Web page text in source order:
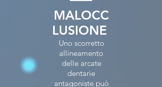
MALOCC
LUSIONE
Uno scorretto
allineamento
delle arcate
dentarie
antagoniste può